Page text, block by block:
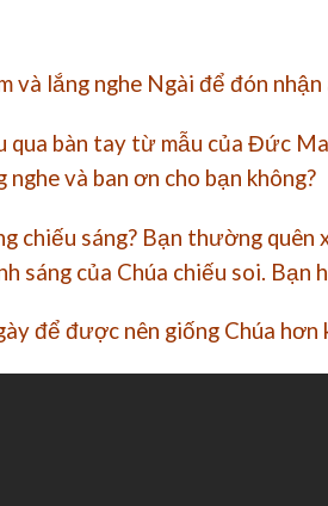
và lắng nghe Ngài để đón
qua bàn tay từ mẫu của Đức
và ban ơn cho bạn không?
chiếu sáng? Bạn thường
sáng của Chúa chiếu soi.
để được nên giống Chúa hơn